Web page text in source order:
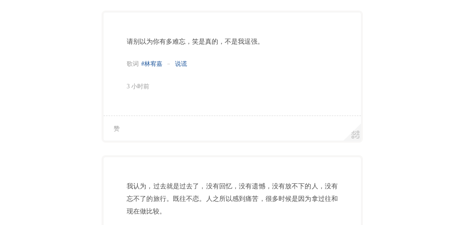
请别以为你有多难忘，笑是真的，不是我逞强。
歌词 #林宥嘉 说谎
3 小时前
赞
我认为，过去就是过去了，没有回忆，没有遗憾，没有放不下的人，没有
忘不了的旅行。既往不恋。人之所以感到痛苦，很多时候是因为拿过往和
现在做比较。